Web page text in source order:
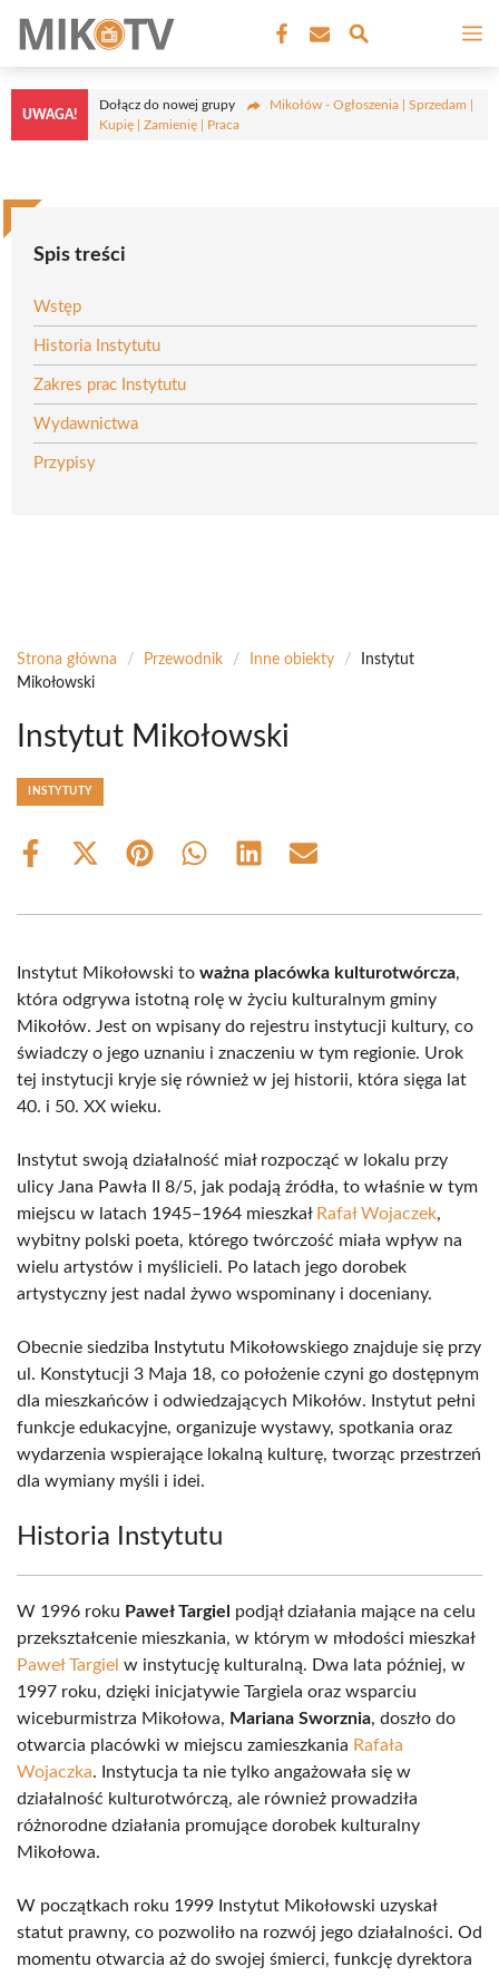
treści
UWAGA!
Dołącz do nowej grupy
Mikołów - Ogłoszenia | Sprzedam |
Kupię | Zamienię | Praca
Spis treści
Wstęp
Historia Instytutu
Zakres prac Instytutu
Wydawnictwa
Przypisy
Strona główna / Przewodnik / Inne obiekty /
Instytut
Mikołowski
Instytut Mikołowski
INSTYTUTY
Share
Share
(Twitter)
Share Share Share Share
Instytut Mikołowski to ważna placówka kulturotwórcza,
która odgrywa istotną rolę w życiu kulturalnym gminy
Mikołów. Jest on wpisany do rejestru instytucji kultury, co
świadczy o jego uznaniu i znaczeniu w tym regionie. Urok
tej instytucji kryje się również w jej historii, która sięga lat
40. i 50. XX wieku.
Instytut swoją działalność miał rozpocząć w lokalu przy
ulicy Jana Pawła II 8/5, jak podają źródła, to właśnie w tym
miejscu w latach 1945–1964 mieszkał Rafał Wojaczek,
wybitny polski poeta, którego twórczość miała wpływ na
wielu artystów i myślicieli. Po latach jego dorobek
artystyczny jest nadal żywo wspominany i doceniany.
Obecnie siedziba Instytutu Mikołowskiego znajduje się przy
ul. Konstytucji 3 Maja 18, co położenie czyni go dostępnym
dla mieszkańców i odwiedzających Mikołów. Instytut pełni
funkcje edukacyjne, organizuje wystawy, spotkania oraz
wydarzenia wspierające lokalną kulturę, tworząc przestrzeń
dla wymiany myśli i idei.
Historia Instytutu
W 1996 roku Paweł Targiel
podjął działania mające na celu
przekształcenie mieszkania, w którym w młodości mieszkał
Paweł Targiel w instytucję kulturalną. Dwa lata później, w
1997 roku, dzięki inicjatywie Targiela oraz wsparciu
wiceburmistrza Mikołowa, Mariana Sworznia, doszło do
otwarcia placówki w miejscu zamieszkania Rafała
Wojaczka. Instytucja ta nie tylko angażowała się w
działalność kulturotwórczą, ale również prowadziła
różnorodne działania promujące dorobek kulturalny
Mikołowa.
W początkach roku 1999 Instytut Mikołowski uzyskał
statut prawny, co pozwoliło na rozwój jego działalności. Od
momentu otwarcia aż do swojej śmierci, funkcję dyrektora